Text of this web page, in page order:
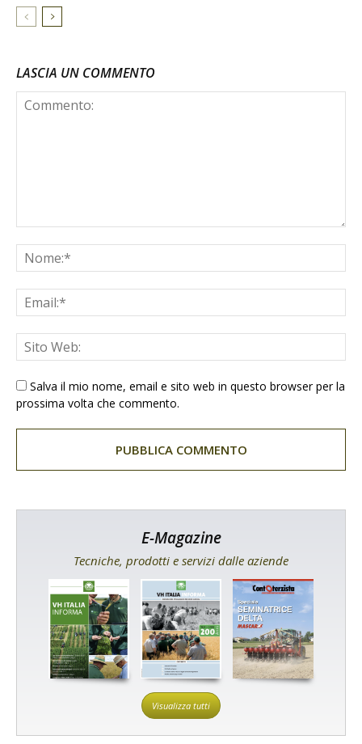
LASCIA UN COMMENTO
Salva il mio nome, email e sito web in questo browser per la
prossima volta che commento.
E-Magazine
Tecniche, prodotti e servizi dalle aziende
Visualizza tutti